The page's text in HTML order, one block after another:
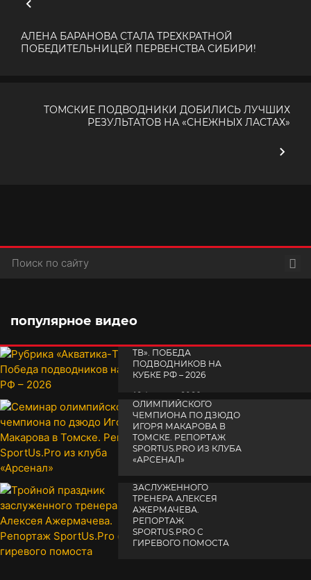
АЛЕНА БАРАНОВА СТАЛА ТРЕХКРАТНОЙ
ПОБЕДИТЕЛЬНИЦЕЙ ПЕРВЕНСТВА СИБИРИ!
ТОМСКИЕ ПОДВОДНИКИ ДОБИЛИСЬ ЛУЧШИХ
РЕЗУЛЬТАТОВ НА «СНЕЖНЫХ ЛАСТАХ»
популярное видео
TВ». ПОБЕДА
ПОДВОДНИКОВ НА
КУБКЕ РФ – 2026
19 февраля 2026
СЕМИНАР
ОЛИМПИЙСКОГО
ЧЕМПИОНА ПО ДЗЮДО
ИГОРЯ МАКАРОВА В
ТОМСКЕ. РЕПОРТАЖ
SPORTUS.PRO ИЗ КЛУБА
«АРСЕНАЛ»
ЗАСЛУЖЕННОГО
ТРЕНЕРА АЛЕКСЕЯ
АЖЕРМАЧЕВА.
РЕПОРТАЖ
SPORTUS.PRO С
ГИРЕВОГО ПОМОСТА